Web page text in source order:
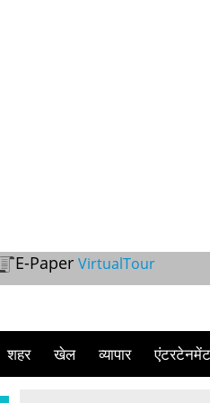
E-Paper VirtualTour
शहर खेल व्यापार एंटरटेनमेंट